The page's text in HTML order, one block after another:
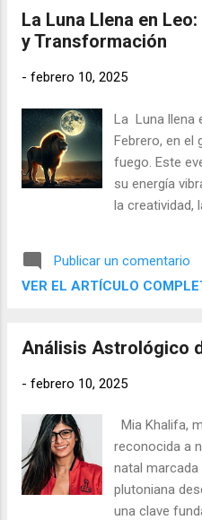
descifrar los
lunar.
La Luna Llena en
y Transformación
- febrero 10, 2025
La Luna llena
Febrero, en el
fuego. Este
su energía
la creatividad,
revelación, un
emociones
Publicar un comentario
VER EL ARTÍCULO
Análisis Astrológico
- febrero 10, 2025
Mia Khalifa,
reconocida a
natal
plutoniana
una clave